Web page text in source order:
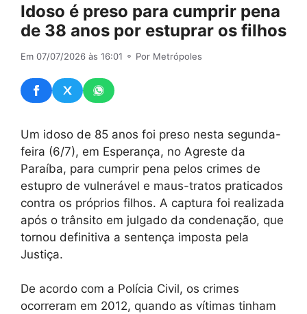
Idoso é preso para cumprir pena
de 38 anos por estuprar os filhos
Em 07/07/2026 às 16:01 ⚬ Por Metrópoles
Um idoso de 85 anos foi preso nesta segunda-
feira (6/7), em Esperança, no Agreste da
Paraíba, para cumprir pena pelos crimes de
estupro de vulnerável e maus-tratos praticados
contra os próprios filhos. A captura foi realizada
após o trânsito em julgado da condenação, que
tornou definitiva a sentença imposta pela
Justiça.
De acordo com a Polícia Civil, os crimes
ocorreram em 2012, quando as vítimas tinham